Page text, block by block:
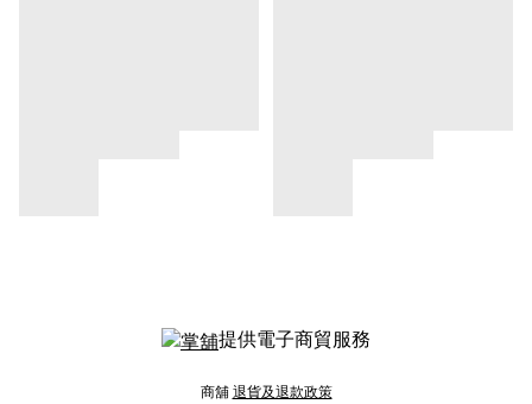
提供電子商貿服務
商舖 退貨及退款政策